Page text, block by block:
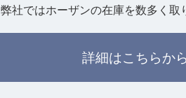
弊社ではホーザンの在庫を数多く取
詳細はこちらから